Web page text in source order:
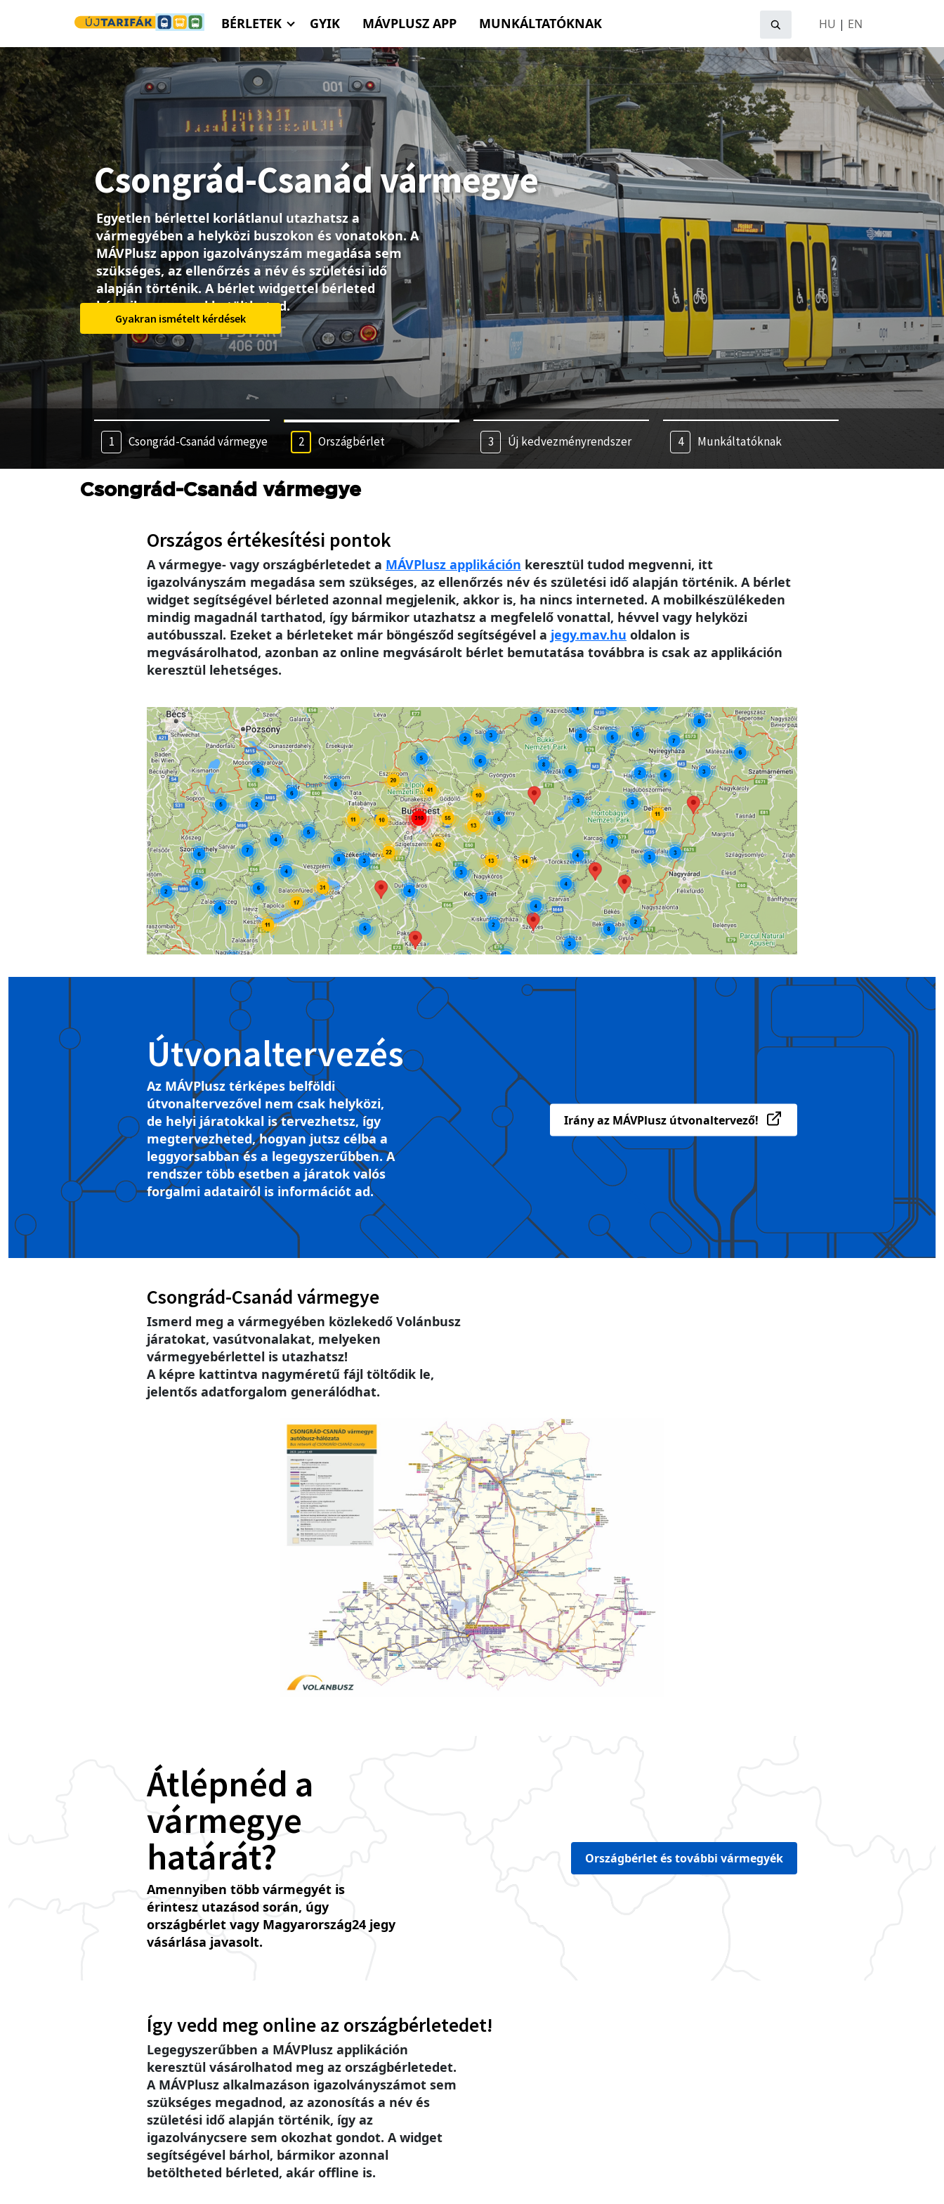
BÉRLETEK GYIK MÁVPLUSZ APP MUNKÁLTATÓKNAK HU | EN
Országbérlet
Lépd át a vármegyehatárt, utazz egyszerűen és
olcsón a helyközi buszokon és vonatokon az egész
országban! Vedd meg a MÁVPlusz appon, ahol
igazolványszámra sincs szükség, sőt a widgettel még
könnyebb az utazásod.
Tovább az országbérlethez
Csongrád-Csanád vármegye Országbérlet Új kedvezményrendszer Munkáltatóknak
Csongrád-Csanád vármegye
Országos értékesítési pontok
A vármegye- vagy országbérletedet a MÁVPlusz applikáción keresztül tudod megvenni, itt
igazolványszám megadása sem szükséges, az ellenőrzés név és születési idő alapján történik. A bérlet
widget segítségével bérleted azonnal megjelenik, akkor is, ha nincs interneted. A mobilkészülékeden
mindig magadnál tarthatod, így bármikor utazhatsz a megfelelő vonattal, hévvel vagy helyközi
autóbusszal. Ezeket a bérleteket már böngésződ segítségével a jegy.mav.hu oldalon is
megvásárolhatod, azonban az online megvásárolt bérlet bemutatása továbbra is csak az applikáción
keresztül lehetséges.
Image
Útvonaltervezés
Az MÁVPlusz térképes belföldi
útvonaltervezővel nem csak helyközi,
de helyi járatokkal is tervezhetsz, így
megtervezheted, hogyan jutsz célba a
leggyorsabban és a legegyszerűbben. A
rendszer több esetben a járatok valós
forgalmi adatairól is információt ad.
Irány az MÁVPlusz útvonaltervező!
Csongrád-Csanád vármegye
Ismerd meg a vármegyében közlekedő Volánbusz
járatokat, vasútvonalakat, melyeken
vármegyebérlettel is utazhatsz!
A képre kattintva nagyméretű fájl töltődik le,
jelentős adatforgalom generálódhat.
Image
Átlépnéd a
vármegye
határát?
Amennyiben több vármegyét is
érintesz utazásod során, úgy
országbérlet vagy Magyarország24 jegy
vásárlása javasolt.
Országbérlet és további vármegyék
Így vedd meg online az országbérletedet!
Legegyszerűbben a MÁVPlusz applikáción
keresztül vásárolhatod meg az országbérletedet.
A MÁVPlusz alkalmazáson igazolványszámot sem
szükséges megadnod, az azonosítás a név és
születési idő alapján történik, így az
igazolványcsere sem okozhat gondot. A widget
segítségével bárhol, bármikor azonnal
betöltheted bérleted, akár offline is.